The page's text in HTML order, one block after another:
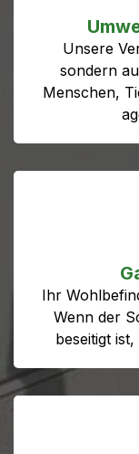
Unsere
sondern
Menschen,
Ihr
Wenn der
beseitigt